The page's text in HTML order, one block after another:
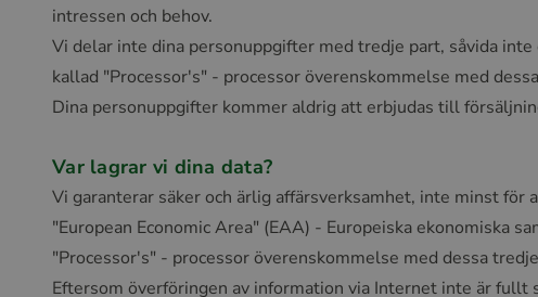
intressen och behov.
Vi delar inte dina personuppgifter med tredje part, såvida
kallad "Processor's" - processor överenskommelse med
Dina personuppgifter kommer aldrig att erbjudas till
Var lagrar vi dina data?
Vi garanterar säker och ärlig affärsverksamhet, inte minst för
"European Economic Area" (EAA) - Europeiska ekonomiska
"Processor's" - processor överenskommelse med dessa
Eftersom överföringen av information via Internet inte är fullt